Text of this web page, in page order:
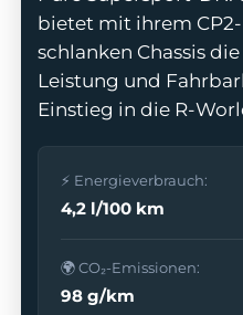
bietet mit ihrem
schlanken Chassis
Leistung und
Einstieg in die R-
⚡ Energieverbrauch:
4,2 l/100 km
🌍 CO₂-Emissionen:
98 g/km